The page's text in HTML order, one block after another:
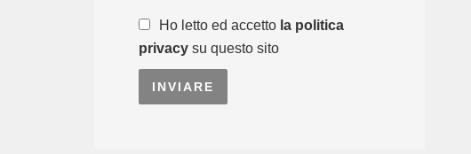
Ho letto ed accetto la politica
privacy su questo sito
INVIARE